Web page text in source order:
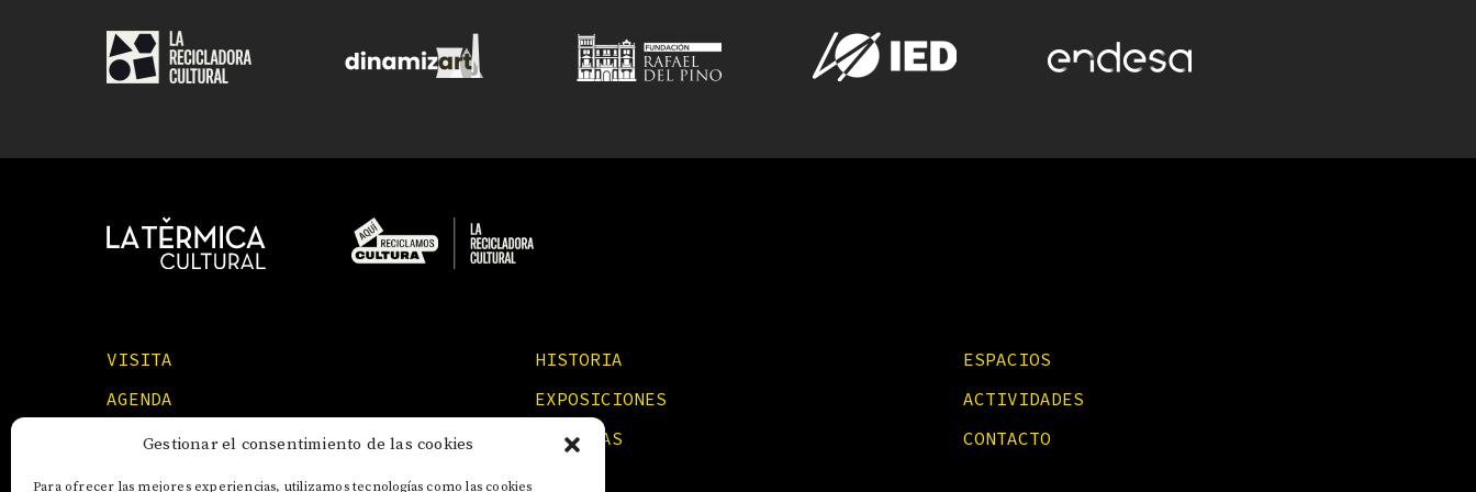
Gestionar el consentimiento de las cookies
Para ofrecer las mejores experiencias, utilizamos tecnologías como las cookies
VISITA HISTORIA
ESPACIOS
AGENDA
EXPOSICIONES
ACTIVIDADES
FORMACIONES
NOTICIAS CONTACTO